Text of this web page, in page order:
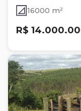
16000 m²
R$